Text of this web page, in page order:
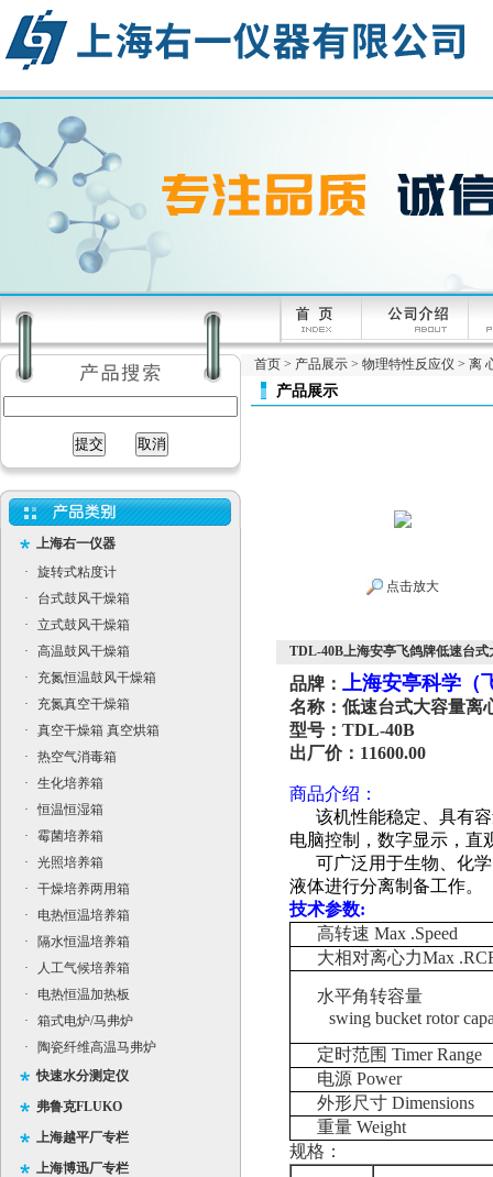
上海右一仪器
·
旋转式粘度计
·
台式鼓风干燥箱
·
立式鼓风干燥箱
·
高温鼓风干燥箱
·
充氮恒温鼓风干燥箱
·
充氮真空干燥箱
·
真空干燥箱 真空烘箱
·
热空气消毒箱
·
生化培养箱
·
恒温恒湿箱
·
霉菌培养箱
·
光照培养箱
·
干燥培养两用箱
·
电热恒温培养箱
·
隔水恒温培养箱
·
人工气候培养箱
·
电热恒温加热板
·
箱式电炉/马弗炉
·
陶瓷纤维高温马弗炉
快速水分测定仪
弗鲁克FLUKO
上海越平厂专栏
上海博迅厂专栏
首页 > 产品展示 > 物理特性反应仪 > 离
产品展示
点击放大
TDL-40B上海安亭飞鸽牌低速台
品牌： 上海安亭科学（
名称：低速台式大容量离
型号：TDL-40B
出厂价：11600.00
商品介绍：
该机性能稳定、具有
电脑控制，数字显示，直
可广泛用于生物、化学
液体进行分离制备工作。
技术参数:
高转速 Max .Speed
大相对离心力Max
水平角转容量
swing bucket rotor
定时范围 Timer Range
电源 Power
外形尺寸 Dimensions
重量 Weight
规格：